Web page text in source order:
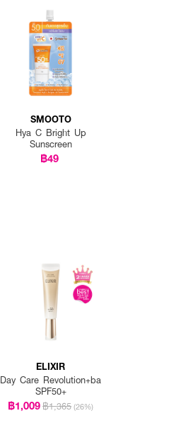
SMOOTO
Hya C Bright Up
Sunscreen
฿49
ELIXIR
Day Care Revolution+ba
SPF50+
฿1,009฿1,365 (26%)